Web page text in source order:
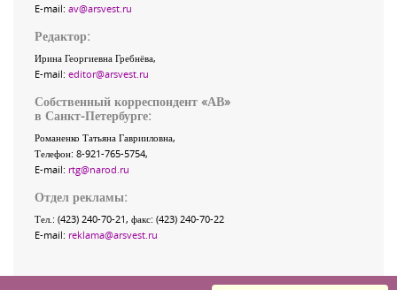
E-mail: av@arsvest.ru
Редактор:
Ирина Георгиевна Гребнёва,
E-mail: editor@arsvest.ru
Собственный корреспондент «АВ»
в Санкт-Петербурге:
Романенко Татьяна Гаврииловна,
Телефон: 8-921-765-5754,
E-mail: rtg@narod.ru
Отдел рекламы:
Тел.: (423) 240-70-21, факс: (423) 240-70-22
E-mail: reklama@arsvest.ru